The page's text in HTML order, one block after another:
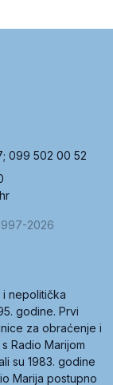
099 502 00 52
2026
nepolitička
godine. Prvi
za obraćenje i
Radio Marijom
su 1983. godine
Marija postupno